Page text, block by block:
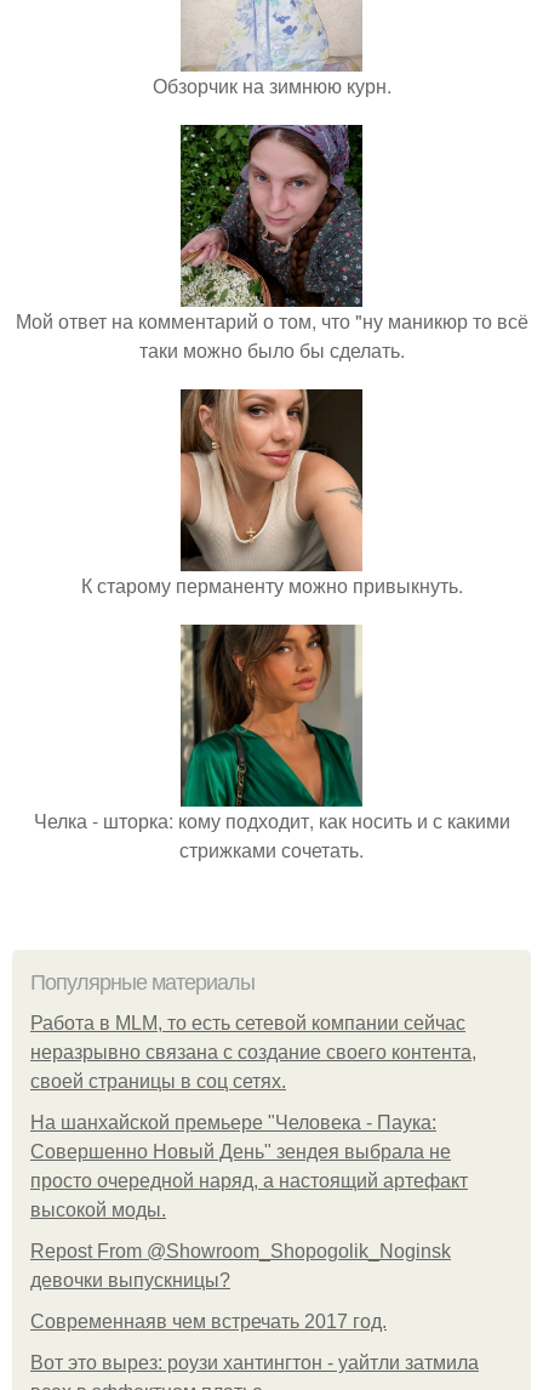
Обзорчик на зимнюю курн.
Мой ответ на комментарий о том, что "ну маникюр то всё
таки можно было бы сделать.
К старому перманенту можно привыкнуть.
Челка - шторка: кому подходит, как носить и с какими
стрижками сочетать.
Популярные материалы
Работа в MLM, то есть сетевой компании сейчас
неразрывно связана с создание своего контента,
своей страницы в соц сетях.
На шанхайской премьере "Человека - Паука:
Совершенно Новый День" зендея выбрала не
просто очередной наряд, а настоящий артефакт
высокой моды.
Repost From @Showroom_Shopogolik_Noginsk
девочки выпускницы?
Современнаяв чем встречать 2017 год.
Вот это вырез: роузи хантингтон - уайтли затмила